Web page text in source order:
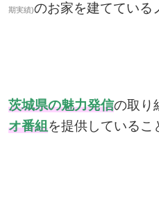
期実績)のお家を建てている
茨城県の魅力発信の取り
オ番組を提供しているこ